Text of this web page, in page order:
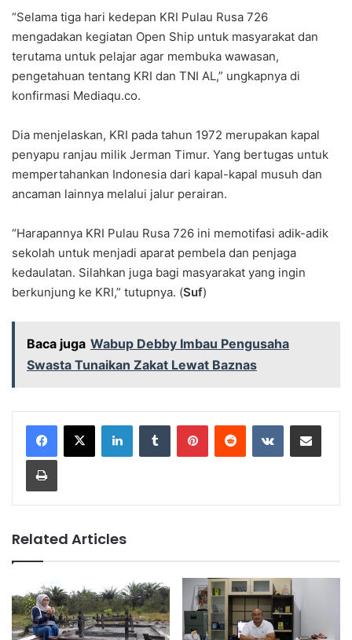
“Selama tiga hari kedepan KRI Pulau Rusa 726
mengadakan kegiatan Open Ship untuk masyarakat dan
terutama untuk pelajar agar membuka wawasan,
pengetahuan tentang KRI dan TNI AL,” ungkapnya di
konfirmasi Mediaqu.co.
Dia menjelaskan, KRI pada tahun 1972 merupakan kapal
penyapu ranjau milik Jerman Timur. Yang bertugas untuk
mempertahankan Indonesia dari kapal-kapal musuh dan
ancaman lainnya melalui jalur perairan.
“Harapannya KRI Pulau Rusa 726 ini memotifasi adik-adik
sekolah untuk menjadi aparat pembela dan penjaga
kedaulatan. Silahkan juga bagi masyarakat yang ingin
berkunjung ke KRI,” tutupnya. (Suf)
Baca juga Wabup Debby Imbau Pengusaha
Swasta Tunaikan Zakat Lewat Baznas
LinkedInTumblr PinterestReddit VKontakteShare via Email
Print
Related Articles